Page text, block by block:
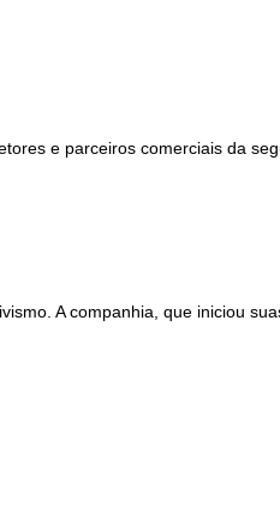
e parceiros comerciais da
A companhia, que iniciou